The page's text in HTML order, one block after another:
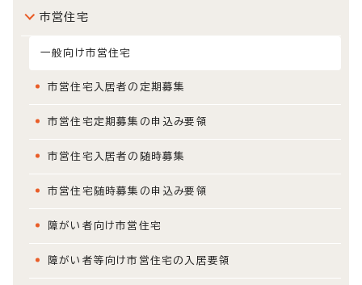
市営住宅
一般向け市営住宅
市営住宅入居者の定期募集
市営住宅定期募集の申込み要領
市営住宅入居者の随時募集
市営住宅随時募集の申込み要領
障がい者向け市営住宅
障がい者等向け市営住宅の入居要領